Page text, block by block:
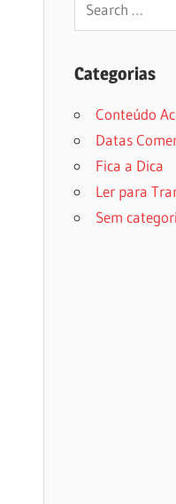
Categorias
Conteúdo
Datas
Fica a Dica
Ler para
Sem